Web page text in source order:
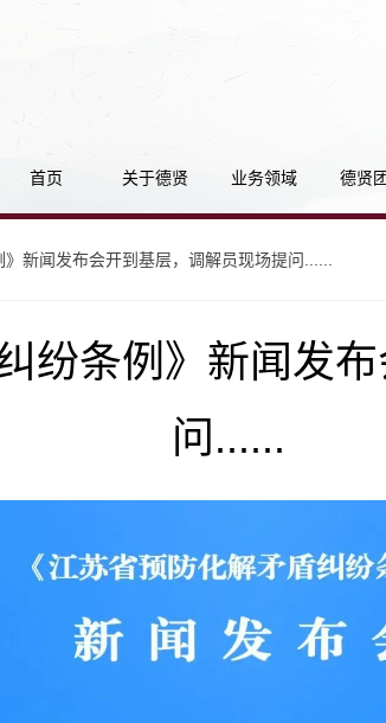
首页 关于德贤 业务领域 德贤
新闻发布会开到基层，调解员现场提问......
纷条例》新闻发
问......